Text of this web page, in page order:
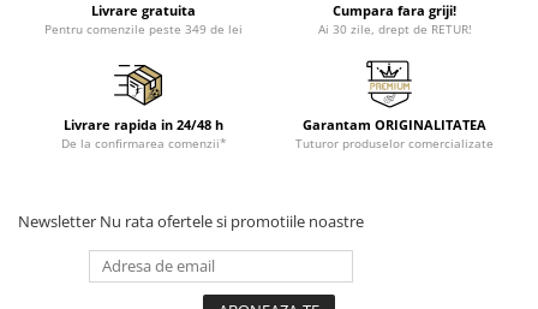
Livrare gratuita
Pentru comenzile peste 349 de lei
Cumpara fara griji!
Ai 30 zile, drept de RETUR!
Livrare rapida in 24/48 h
De la confirmarea comenzii*
Garantam ORIGINALITATEA
Tuturor produselor comercializate
Newsletter Nu rata ofertele si promotiile noastre